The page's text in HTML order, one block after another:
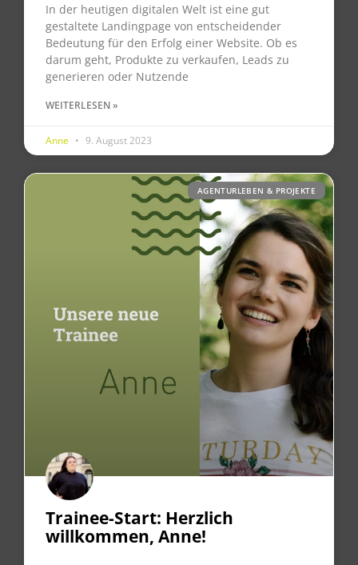
In der heutigen digitalen Welt ist eine gut
gestaltete Landingpage von entscheidender
Bedeutung für den Erfolg einer Website. Ob es
darum geht, Produkte zu verkaufen, Leads zu
generieren oder Nutzende
WEITERLESEN »
Anne 9. August 2023
AGENTURLEBEN & PROJEKTE
Trainee-Start: Herzlich
willkommen, Anne!